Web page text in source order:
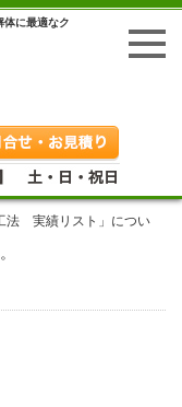
体に最適なク
法 実績リスト」につい